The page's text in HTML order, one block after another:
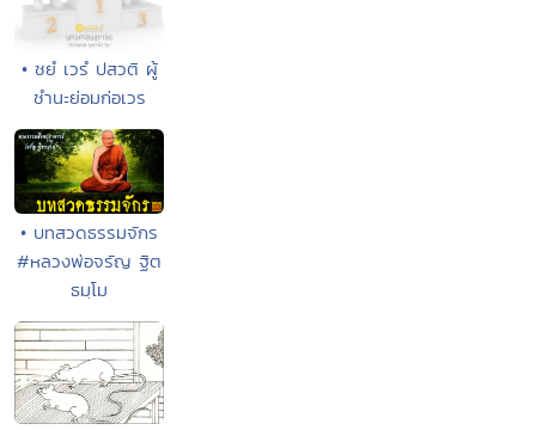
• ชยํ เวรํ ปสวติ ผู้
ชำนะย่อมก่อเวร
• บทสวดธรรมจักร
#หลวงพ่อจรัญ ฐิต
ธมฺโม